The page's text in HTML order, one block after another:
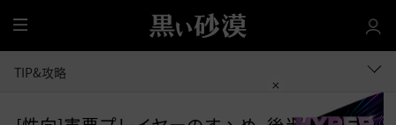
全
体
TIP&攻略